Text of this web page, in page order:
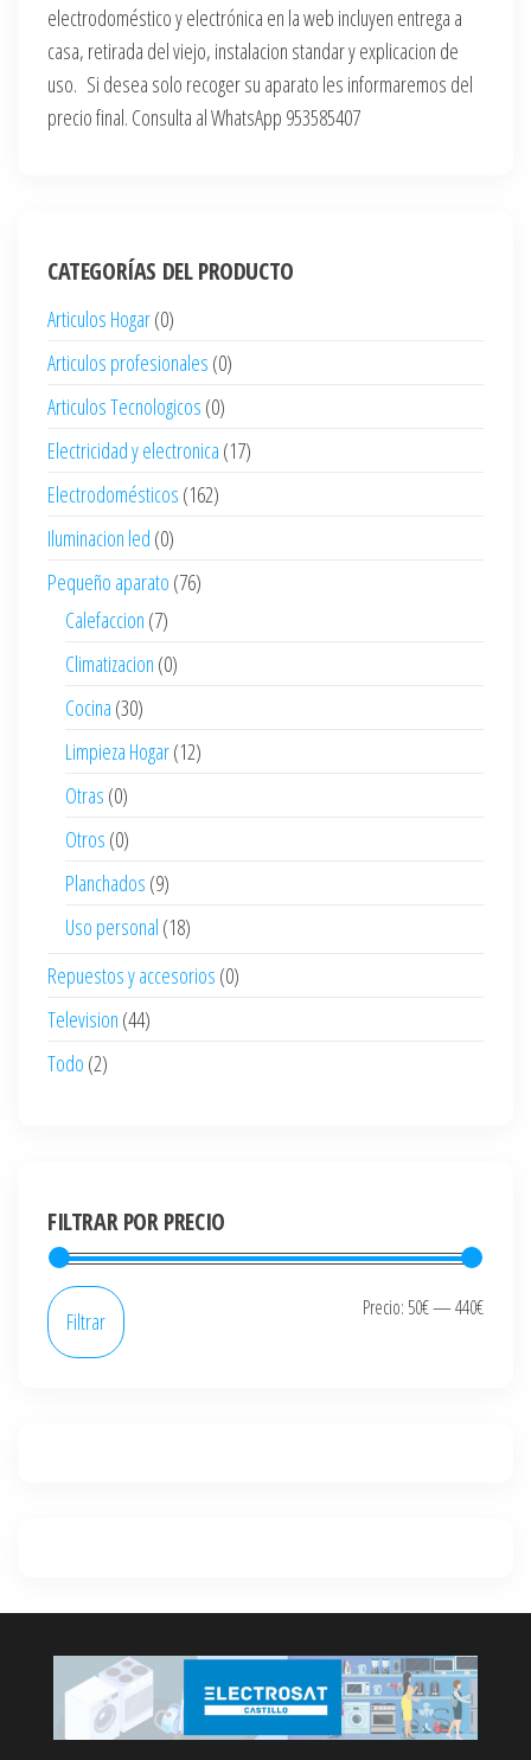
electrodoméstico y electrónica en la web incluyen entrega a
casa, retirada del viejo, instalacion standar y explicacion de
uso. Si desea solo recoger su aparato les informaremos del
precio final. Consulta al WhatsApp 953585407
CATEGORÍAS DEL PRODUCTO
Articulos Hogar(0)
Articulos profesionales (0)
Articulos Tecnologicos (0)
Electricidad y electronica (17)
Electrodomésticos (162)
Iluminacion led (0)
Pequeño aparato (76)
Calefaccion (7)
Climatizacion (0)
Cocina (30)
Limpieza Hogar(12)
Otras (0)
Otros (0)
Planchados (9)
Uso personal (18)
Repuestos y accesorios (0)
Television (44)
Todo (2)
FILTRAR POR PRECIO
Precio
Precio
Filtrar Precio: 50€—440€